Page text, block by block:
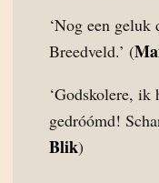
‘Nog een geluk
Breedveld.’ (
‘Godskolere, ik
gedróómd!
Blik)